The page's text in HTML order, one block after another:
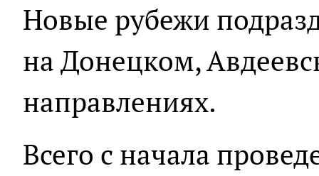
Новые рубежи
на Донецком,
направлениях.
Всего с начала